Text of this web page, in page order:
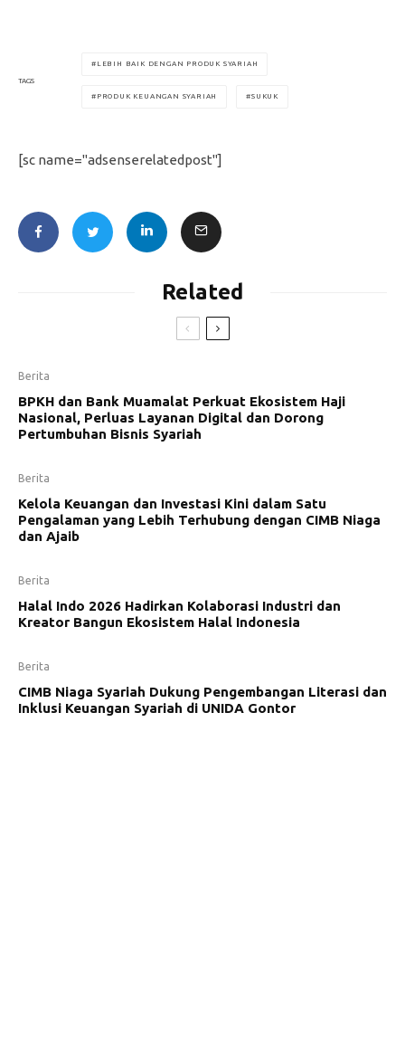
TAGS
LEBIH BAIK DENGAN PRODUK SYARIAH
PRODUK KEUANGAN SYARIAH SUKUK
[sc name="adsenserelatedpost"]
Related
Berita
BPKH dan Bank Muamalat Perkuat Ekosistem Haji
Nasional, Perluas Layanan Digital dan Dorong
Pertumbuhan Bisnis Syariah
Berita
Kelola Keuangan dan Investasi Kini dalam Satu
Pengalaman yang Lebih Terhubung dengan CIMB Niaga
dan Ajaib
Berita
Halal Indo 2026 Hadirkan Kolaborasi Industri dan
Kreator Bangun Ekosistem Halal Indonesia
Berita
CIMB Niaga Syariah Dukung Pengembangan Literasi dan
Inklusi Keuangan Syariah di UNIDA Gontor